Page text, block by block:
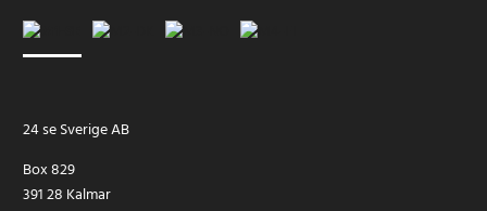
24 se Sverige AB
Box 829
391 28 Kalmar